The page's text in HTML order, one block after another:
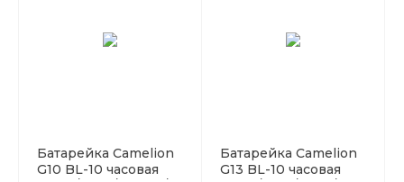
Батарейка Camelion
G10 BL-10 часовая
Батарейка Camelion
G13 BL-10 часовая